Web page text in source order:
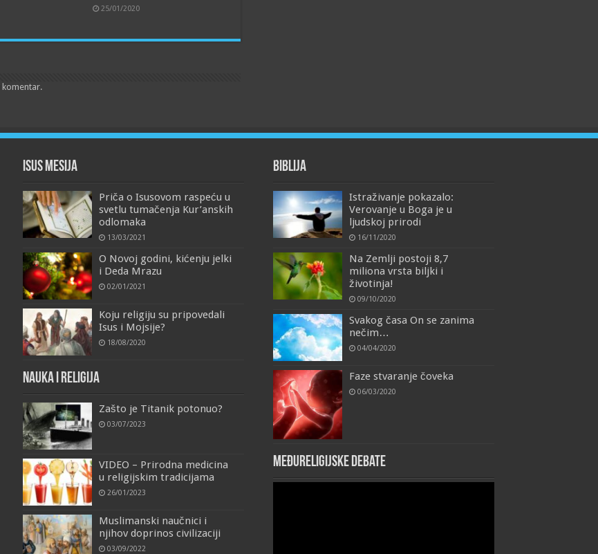
25/01/2020
Isus Mesija
Priča o Isusovom raspeću u
svetlu tumačenja Kur’anskih
odlomaka
13/03/2021
O Novoj godini, kićenju jelki
i Deda Mrazu
02/01/2021
Koju religiju su pripovedali
Isus i Mojsije?
18/08/2020
Nauka i religija
Zašto je Titanik potonuo?
03/07/2023
VIDEO – Prirodna medicina
u religijskim tradicijama
26/01/2023
Muslimanski naučnici i
njihov doprinos civilizaciji
03/09/2022
Biblija
Istraživanje pokazalo:
Verovanje u Boga je u
ljudskoj prirodi
16/11/2020
Na Zemlji postoji 8,7
miliona vrsta biljki i
životinja!
09/10/2020
Svakog časa On se zanima
nečim…
04/04/2020
Faze stvaranje čoveka
06/03/2020
Međureligijske debate